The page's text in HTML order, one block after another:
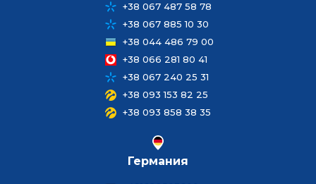
+38 067 487 58 78
+38 067 885 10 30
+38 044 486 79 00
+38 066 281 80 41
+38 067 240 25 31
+38 093 153 82 25
+38 093 858 38 35
Германия